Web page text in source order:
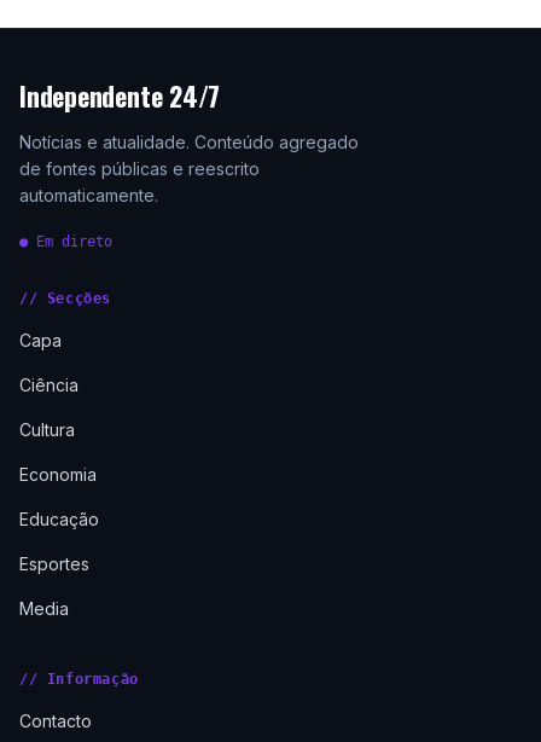
Independente 24/7
Notícias e atualidade. Conteúdo agregado
de fontes públicas e reescrito
automaticamente.
● Em direto
// Secções
Capa
Ciência
Cultura
Economia
Educação
Esportes
Media
// Informação
Contacto